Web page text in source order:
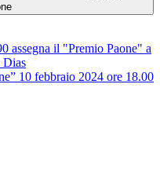
assegna il "Premio Paone" a
Dias
10 febbraio 2024 ore 18.00